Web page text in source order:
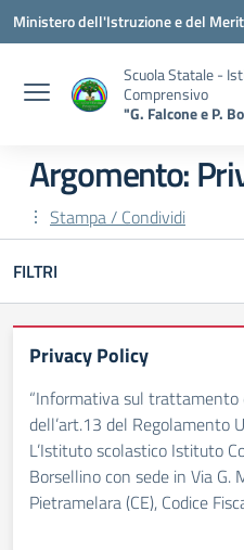
Vai ai contenuti
Vai al menu di navigazione
Vai al footer
Ministero dell'Istruzione e del
Scuola Statale -
Comprensivo
"G. Falcone e P.
Argomento:
Stampa / Condividi
FILTRI
Privacy Policy
“Informativa sul trattamento
dell’art.13 del Regolamento
L’Istituto scolastico Istituto
Borsellino con sede in Via G.
Pietramelara (CE), Codice